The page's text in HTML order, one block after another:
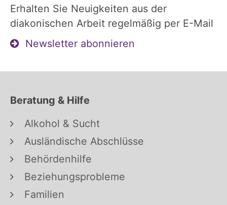
Erhalten Sie Neuigkeiten aus der
diakonischen Arbeit regelmäßig per E-Mail
Newsletter abonnieren
Beratung & Hilfe
Alkohol & Sucht
Ausländische Abschlüsse
Behördenhilfe
Beziehungsprobleme
Familien